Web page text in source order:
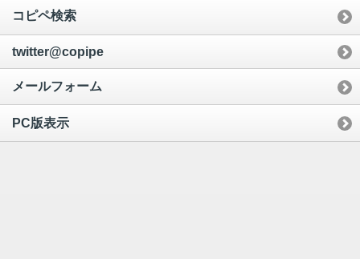
コピペ検索
twitter@copipe
メールフォーム
PC版表示